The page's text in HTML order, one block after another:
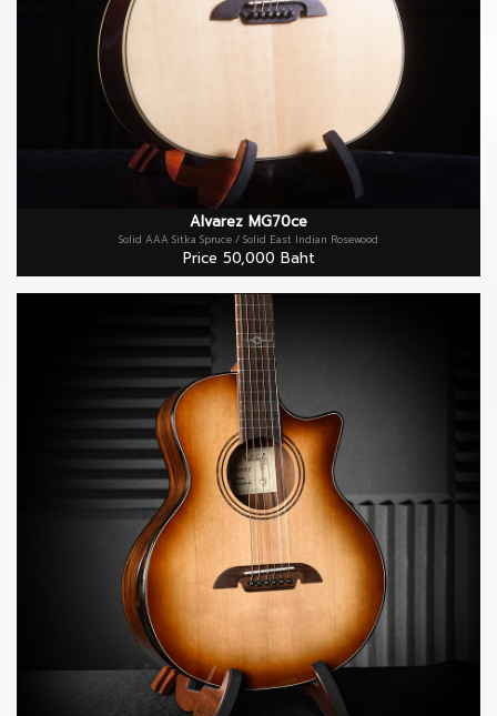
Alvarez MG70ce
Solid AAA Sitka Spruce / Solid East Indian Rosewood
Price 50,000 Baht